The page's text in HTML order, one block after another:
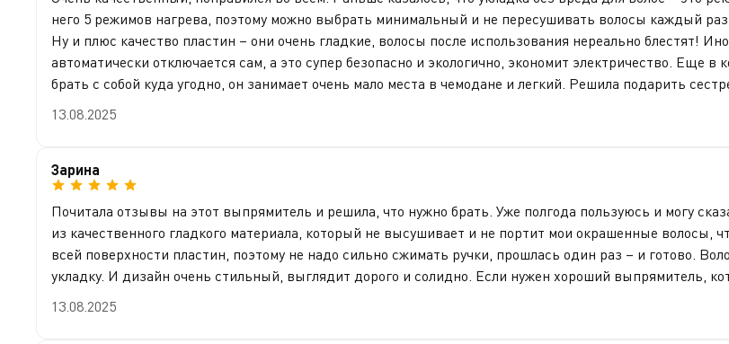
него 5 режимов нагрева, поэтому можно выбрать минимальный и не пересушивать волосы каждый
Ну и плюс качество пластин – они очень гладкие, волосы после использования нереально блестят!
автоматически отключается сам, а это супер безопасно и экологично, экономит электричество.
брать с собой куда угодно, он занимает очень мало места в чемодане и легкий. Решила подарить
13.08.2025
Зарина
Почитала отзывы на этот выпрямитель и решила, что нужно брать. Уже полгода пользуюсь и могу
из качественного гладкого материала, который не высушивает и не портит мои окрашенные волосы,
всей поверхности пластин, поэтому не надо сильно сжимать ручки, прошлась один раз – и готово.
укладку. И дизайн очень стильный, выглядит дорого и солидно. Если нужен хороший выпрямитель,
13.08.2025